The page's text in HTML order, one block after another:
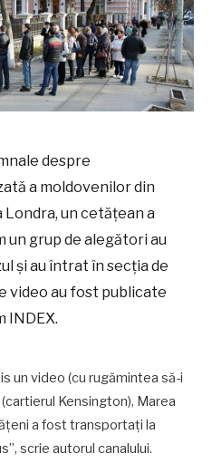
despre
a moldovenilor din
Londra, un cetățean a
un grup de alegători au
și au întrat în secția de
video au fost publicate
INDEX.
un video (cu rugămintea să-i
Kensington), Marea
a fost transportați la
scrie autorul canalului.